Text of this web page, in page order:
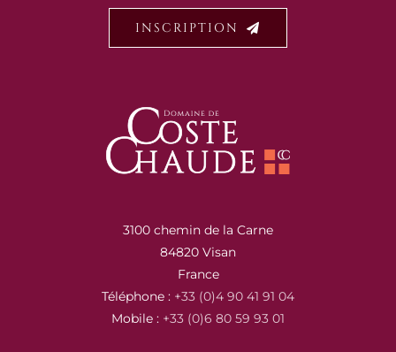
INSCRIPTION
3100 chemin de la Carne
84820 Visan
France
Téléphone : +33 (0)4 90 41 91 04
Mobile : +33 (0)6 80 59 93 01